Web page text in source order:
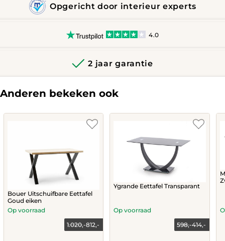
Opgericht door interieur experts
4.0
2 jaar garantie
Anderen bekeken ook
Bouer Uitschuifbare Eettafel
Goud eiken
1.020,-812,-
Op voorraad
Ygrande Eettafel Transparant
414,-
Current
598,-
Original
Op voorraad